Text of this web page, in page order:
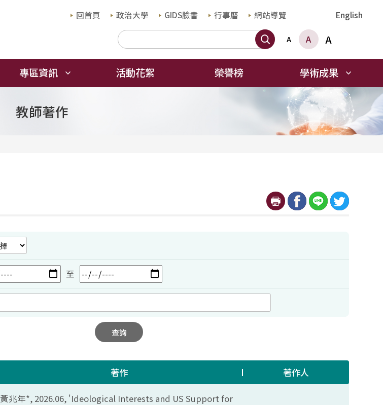
回首頁 政治大學 GIDS臉書 行事曆 網站導覽 English
搜尋A A A
專區資訊 活動花絮 榮譽榜 學術成果
教師著作
至
查詢
著作 著作人
黃兆年*, 2026.06, 'Ideological Interests and US Support for